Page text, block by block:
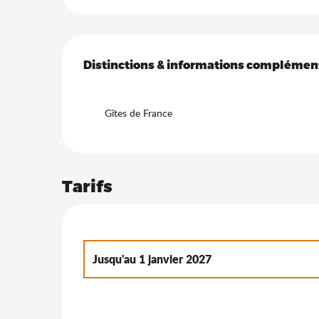
Offres de prestations
Distinctions & informations
Distinctions & informations
Gîtes de France
Tarifs
Jusqu'au 1 janvier 2027